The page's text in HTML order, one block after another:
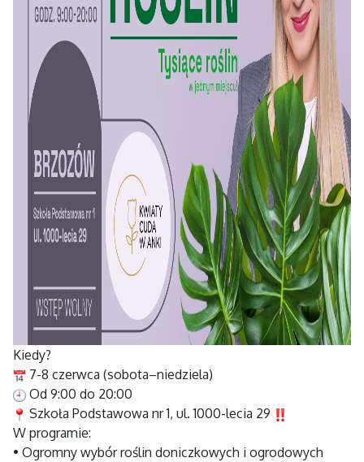
Kiedy?
7-8 czerwca (sobota–niedziela)
Od 9:00 do 20:00
Szkoła Podstawowa nr 1, ul. 1000-lecia 29
W programie:
• Ogromny wybór roślin doniczkowych i ogrodowych